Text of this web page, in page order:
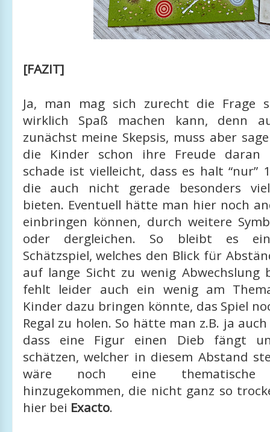
[FAZIT]
Ja, man mag sich zurecht die Frage
wirklich Spaß machen kann, denn
zunächst meine Skepsis, muss aber
die Kinder schon ihre Freude daran
schade ist vielleicht, dass es halt “nur”
die auch nicht gerade besonders viel
bieten. Eventuell hätte man hier noch
einbringen können, durch weitere
oder dergleichen. So bleibt es ein
Schätzspiel, welches den Blick für
auf lange Sicht zu wenig Abwechslung
fehlt leider auch ein wenig am
Kinder dazu bringen könnte, das Spiel
Regal zu holen. So hätte man z.B. ja
dass eine Figur einen Dieb fängt
schätzen, welcher in diesem Abstand
wäre noch eine thematische
hinzugekommen, die nicht ganz so
hier bei Exacto.